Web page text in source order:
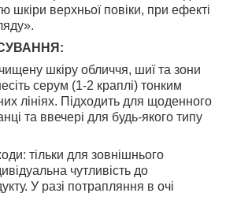
шкіри верхньої повіки, при ефекті
шкіру обличчя, шиї та зони
серум (1-2 краплі) тонким
лініях. Підходить для щоденного
та ввечері для будь-якого типу
тільки для зовнішнього
чутливість до
У разі потрапляння в очі